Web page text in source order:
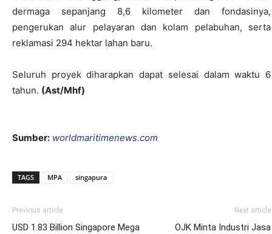
dermaga sepanjang 8,6 kilometer dan fondasinya,
pengerukan alur pelayaran dan kolam pelabuhan, serta
reklamasi 294 hektar lahan baru.
Seluruh proyek diharapkan dapat selesai dalam waktu 6
tahun. (Ast/Mhf)
Sumber: worldmaritimenews.com
TAGS MPA singapura
Previous article
USD 1.83 Billion Singapore Mega
Next article
OJK Minta Industri Jasa